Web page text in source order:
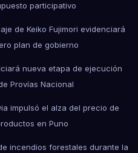
participativo
de Keiko Fujimori evidenciará
plan de gobierno
nueva etapa de ejecución
Provías Nacional
impulsó el alza del precio de
en Puno
incendios forestales durante la